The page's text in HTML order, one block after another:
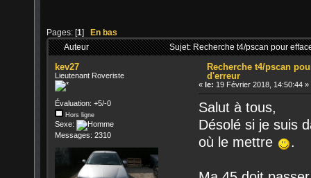
Pages: [1] En bas
Auteur Sujet: Recherche t4/pscan pour
kev27
Lieutenant Roveriste
Évaluation: +5/-0
Hors ligne
Sexe:
Messages: 2310
Recherche t4/pscan
d'erreur
« le: 19 Février 2018, 14:50:44 »
Salut à tous,
Désolé si je suis
où le mettre
.